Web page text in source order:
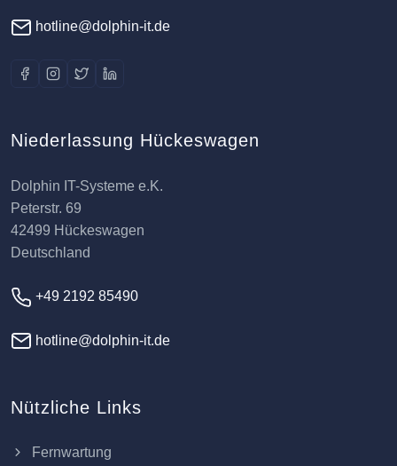
hotline@dolphin-it.de
Niederlassung Hückeswagen
Dolphin IT-Systeme e.K.
Peterstr. 69
42499 Hückeswagen
Deutschland
+49 2192 85490
hotline@dolphin-it.de
Nützliche Links
Fernwartung